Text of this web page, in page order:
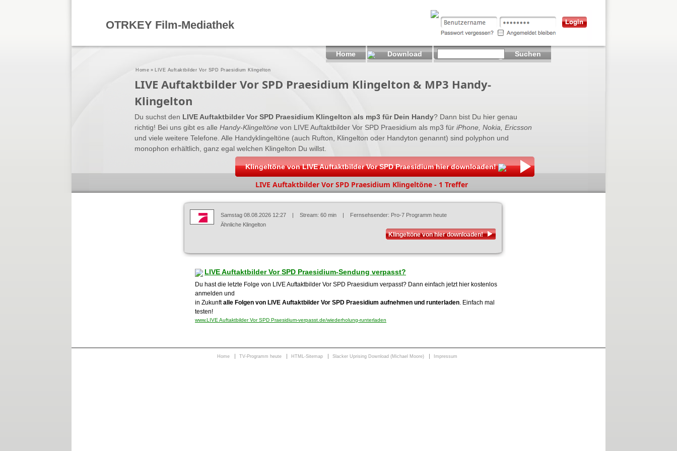
LIVE Auftaktbilder Vor SPD Praesidium Klingelton & MP3 Handy-
Klingelton
Du suchst den LIVE Auftaktbilder Vor SPD Praesidium Klingelton als mp3 für Dein Handy? Dann bist Du hier genau
richtig! Bei uns gibt es alle Handy-Klingeltöne von LIVE Auftaktbilder Vor SPD Praesidium als mp3 für iPhone, Nokia, Ericsson
und viele weitere Telefone. Alle Handyklingeltöne (auch Rufton, Klingelton oder Handyton genannt) sind polyphon und
monophon erhältlich, ganz egal welchen Klingelton Du willst.
Klingeltöne von LIVE Auftaktbilder Vor SPD Praesidium hier downloaden!
LIVE Auftaktbilder Vor SPD Praesidium Klingeltöne - 1 Treffer
Samstag 08.08.2026 12:27 | Stream: 60 min | Fernsehsender: Pro-7 Programm heute
Ähnliche Klingelton
Klingeltöne von hier downloaden!
LIVE Auftaktbilder Vor SPD Praesidium-Sendung verpasst?
Du hast die letzte Folge von LIVE Auftaktbilder Vor SPD Praesidium verpasst? Dann einfach jetzt hier kostenlos
anmelden und
in Zukunftalle Folgen von LIVE Auftaktbilder Vor SPD Praesidium aufnehmen und runterladen. Einfach mal
testen!
www.LIVE Auftaktbilder Vor SPD Praesidium-verpasst.de/wiederholung-runterladen
Home » LIVE Auftaktbilder Vor SPD Praesidium Klingelton
OTRKEY Film-Mediathek
Home Download Suchen
Home TV-Programm heute HTML-Sitemap Slacker Uprising Download (Michael Moore) Impressum